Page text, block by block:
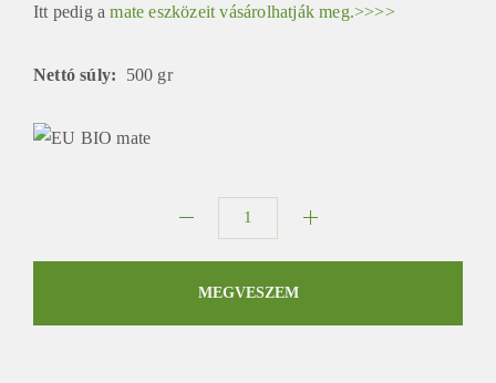
Itt pedig amate eszközeit vásárolhatják meg.>>>>
Nettó súly: 500 gr
Gourmet
tea
MEGVESZEM